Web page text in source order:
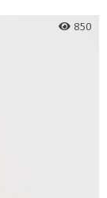
850